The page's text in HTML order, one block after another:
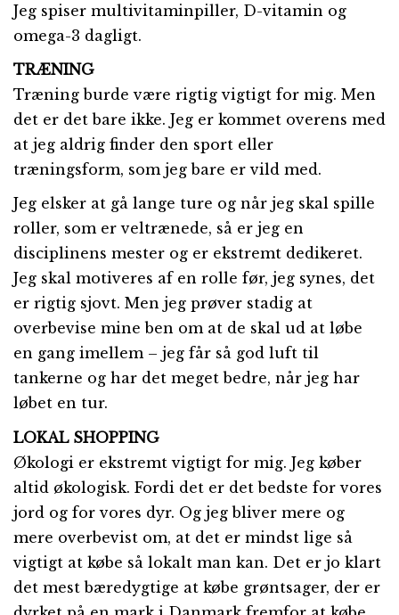
Jeg spiser multivitaminpiller, D-vitamin og
omega-3 dagligt.
TRÆNING
Træning burde være rigtig vigtigt for mig. Men
det er det bare ikke. Jeg er kommet overens med
at jeg aldrig finder den sport eller
træningsform, som jeg bare er vild med.
Jeg elsker at gå lange ture og når jeg skal spille
roller, som er veltrænede, så er jeg en
disciplinens mester og er ekstremt dedikeret.
Jeg skal motiveres af en rolle før, jeg synes, det
er rigtig sjovt. Men jeg prøver stadig at
overbevise mine ben om at de skal ud at løbe
en gang imellem – jeg får så god luft til
tankerne og har det meget bedre, når jeg har
løbet en tur.
LOKAL SHOPPING
Økologi er ekstremt vigtigt for mig. Jeg køber
altid økologisk. Fordi det er det bedste for vores
jord og for vores dyr. Og jeg bliver mere og
mere overbevist om, at det er mindst lige så
vigtigt at købe så lokalt man kan. Det er jo klart
det mest bæredygtige at købe grøntsager, der er